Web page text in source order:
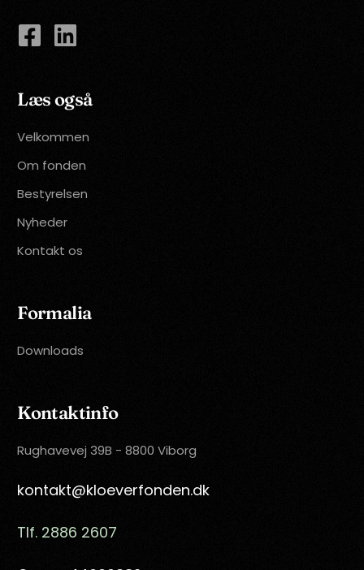
Læs også
Velkommen
Om fonden
Bestyrelsen
Nyheder
Kontakt os
Formalia
Downloads
Kontaktinfo
Rughavevej 39B - 8800 Viborg
kontakt@kloeverfonden.dk
Tlf. 2886 2607